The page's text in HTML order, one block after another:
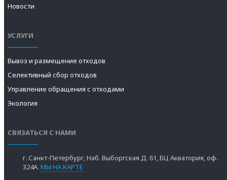
Новости
УСЛУГИ
Вывоз и размещение отходов
Селективный сбор отходов
Управление обращения с отходами
Экология
СВЯЗАТЬСЯ С НАМИ
г. Санкт-Петербург, Наб. Выборгская Д. 61, БЦ Акватория, оф.
324А. МЫ НА КАРТЕ